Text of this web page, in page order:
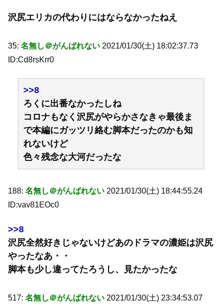
沢尻エリカの代わりにはならなかったねえ
35: 名無し＠がんばれない 2021/01/30(土) 18:02:37.73
ID:Cd8rsKrr0
>>8
ろくに出番なかったしね
コロナもなく沢尻がやらかさなきゃ最後ま
で本編にガッツリ絡む脚本だったのかも知
れないけど
色々残念な大河だったな
188: 名無し＠がんばれない 2021/01/30(土) 18:44:55.24
ID:vav81EOc0
>>8
沢尻全然好きじゃないけどあのドラマの濃姫は沢尻
やったなあ・・
脚本も少し違ってたろうし、見たかったな
517: 名無し＠がんばれない 2021/01/30(土) 23:34:53.07